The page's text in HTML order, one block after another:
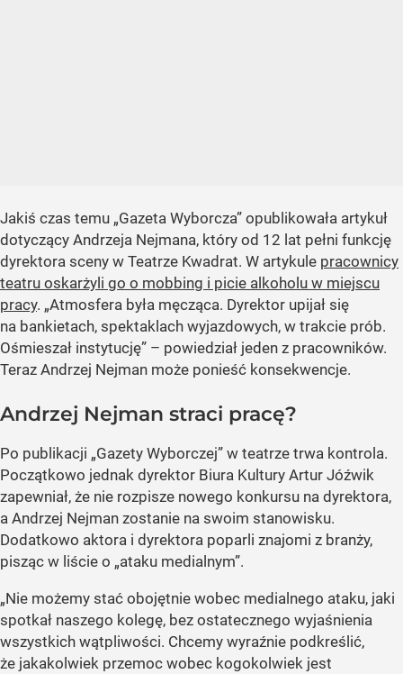
Jakiś czas temu „Gazeta Wyborcza” opublikowała artykuł
dotyczący Andrzeja Nejmana, który od 12 lat pełni funkcję
dyrektora sceny w Teatrze Kwadrat. W artykule pracownicy
teatru oskarżyli go o mobbing i picie alkoholu w miejscu
pracy. „Atmosfera była męcząca. Dyrektor upijał się
na bankietach, spektaklach wyjazdowych, w trakcie prób.
Ośmieszał instytucję” – powiedział jeden z pracowników.
Teraz Andrzej Nejman może ponieść konsekwencje.
Andrzej Nejman straci pracę?
Po publikacji „Gazety Wyborczej” w teatrze trwa kontrola.
Początkowo jednak dyrektor Biura Kultury Artur Jóźwik
zapewniał, że nie rozpisze nowego konkursu na dyrektora,
a Andrzej Nejman zostanie na swoim stanowisku.
Dodatkowo aktora i dyrektora poparli znajomi z branży,
pisząc w liście o „ataku medialnym”.
„Nie możemy stać obojętnie wobec medialnego ataku, jaki
spotkał naszego kolegę, bez ostatecznego wyjaśnienia
wszystkich wątpliwości. Chcemy wyraźnie podkreślić,
że jakakolwiek przemoc wobec kogokolwiek jest